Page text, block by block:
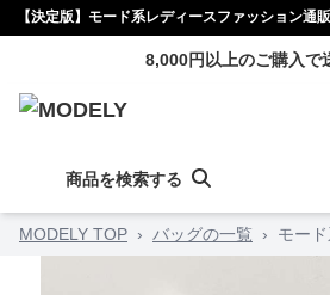
【決定版】モード系レディースファッション通
8,000円以上のご購入で
商品を検索する
MODELY TOP › バッグの一覧 › モー